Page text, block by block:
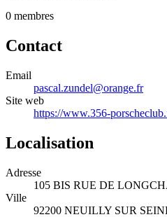
0 membres
Contact
Email
pascal.zundel@orange.fr
Site web
https://www.356-
Localisation
Adresse
105 BIS RUE DE
Ville
92200 NEUILLY SUR